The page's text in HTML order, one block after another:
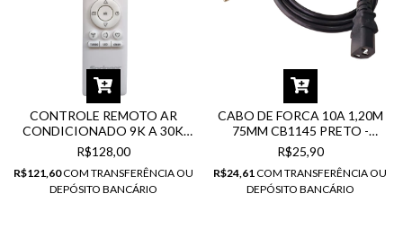
CONTROLE REMOTO AR
CONDICIONADO 9K A 30K
MIDEA 41014066
R$128,00
R$121,60COM TRANSFERÊNCIA OU
DEPÓSITO BANCÁRIO
CABO DE FORCA 10A 1,20M
75MM CB1145 PRETO -
HAYOM PARA FONTE
R$25,90
R$24,61COM TRANSFERÊNCIA OU
DEPÓSITO BANCÁRIO